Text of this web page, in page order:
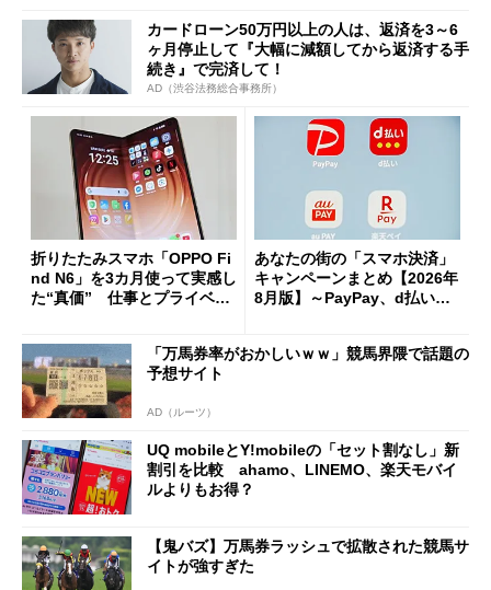
カードローン50万円以上の人は、返済を3～6
ヶ月停止して『大幅に減額してから返済する手
続き』で完済して！
AD（渋谷法務総合事務所）
折りたたみスマホ「OPPO Fi
nd N6」を3カ月使って実感し
た“真価” 仕事とプライベー
あなたの街の「スマホ決済」
キャンペーンまとめ【2026年
8月版】～PayPay、d払い、a
「万馬券率がおかしいｗｗ」競馬界隈で話題の
予想サイト
AD（ルーツ）
UQ mobileとY!mobileの「セット割なし」新
割引を比較 ahamo、LINEMO、楽天モバイ
ルよりもお得？
【鬼バズ】万馬券ラッシュで拡散された競馬サ
イトが強すぎた